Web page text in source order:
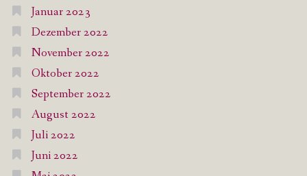
Januar 2023
Dezember 2022
November 2022
Oktober 2022
September 2022
August 2022
Juli 2022
Juni 2022